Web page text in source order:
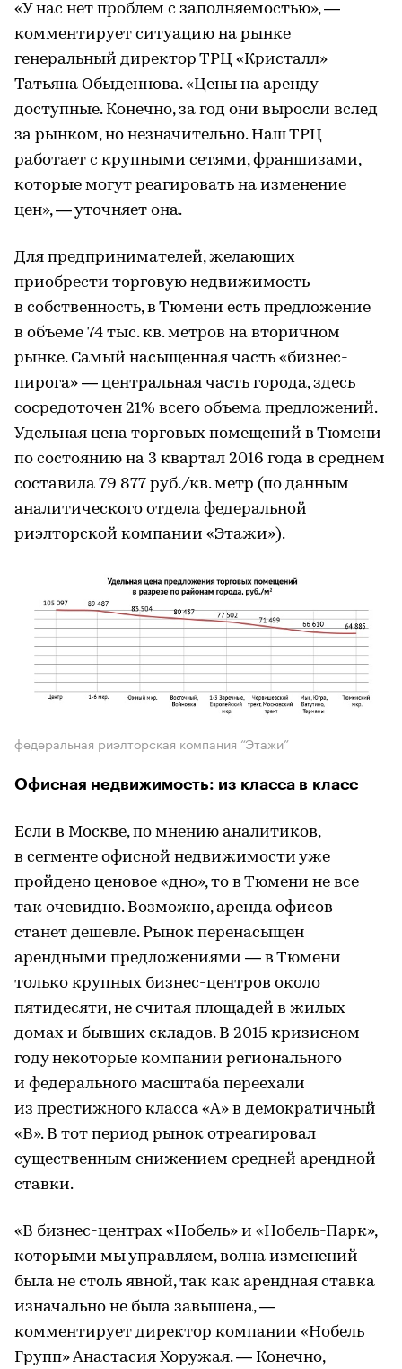
«У нас нет проблем с заполняемостью», —
комментирует ситуацию на рынке
генеральный директор ТРЦ «Кристалл»
Татьяна Обыденнова. «Цены на аренду
доступные. Конечно, за год они выросли вслед
за рынком, но незначительно. Наш ТРЦ
работает с крупными сетями, франшизами,
которые могут реагировать на изменение
цен», — уточняет она.
Для предпринимателей, желающих
приобрести торговую недвижимость
в собственность, в Тюмени есть предложение
в объеме 74 тыс. кв. метров на вторичном
рынке. Самый насыщенная часть «бизнес-
пирога» — центральная часть города, здесь
сосредоточен 21% всего объема предложений.
Удельная цена торговых помещений в Тюмени
по состоянию на 3 квартал 2016 года в среднем
составила 79 877 руб./кв. метр (по данным
аналитического отдела федеральной
риэлторской компании «Этажи»).
федеральная риэлторская компания “Этажи”
Офисная недвижимость: из класса в класс
Если в Москве, по мнению аналитиков,
в сегменте офисной недвижимости уже
пройдено ценовое «дно», то в Тюмени не все
так очевидно. Возможно, аренда офисов
станет дешевле. Рынок перенасыщен
арендными предложениями — в Тюмени
только крупных бизнес-центров около
пятидесяти, не считая площадей в жилых
домах и бывших складов. В 2015 кризисном
году некоторые компании регионального
и федерального масштаба переехали
из престижного класса «А» в демократичный
«В». В тот период рынок отреагировал
существенным снижением средней арендной
ставки.
«В бизнес-центрах «Нобель» и «Нобель-Парк»,
которыми мы управляем, волна изменений
была не столь явной, так как арендная ставка
изначально не была завышена, —
комментирует директор компании «Нобель
Групп» Анастасия Хоружая. — Конечно,